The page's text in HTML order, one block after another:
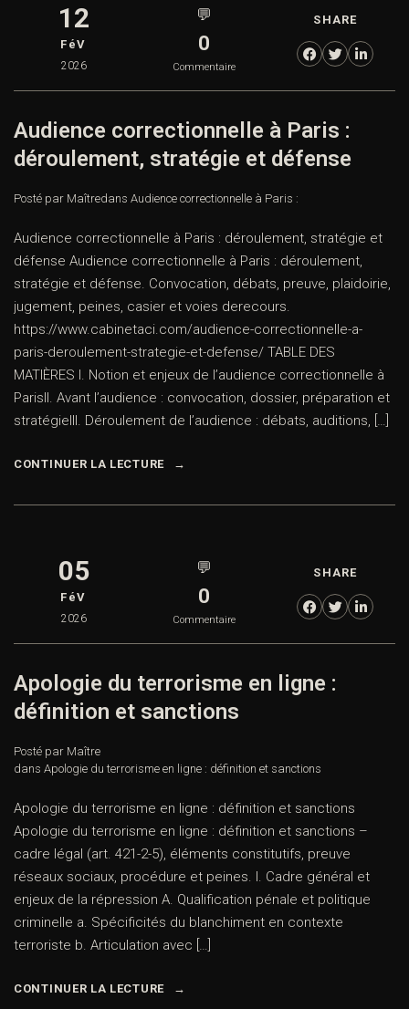
12
FéV
2026
💬
0
Commentaire
SHARE
Audience correctionnelle à Paris :
déroulement, stratégie et défense
Posté par Maîtredans Audience correctionnelle à Paris :
Audience correctionnelle à Paris : déroulement, stratégie et
défense Audience correctionnelle à Paris : déroulement,
stratégie et défense. Convocation, débats, preuve, plaidoirie,
jugement, peines, casier et voies derecours.
https://www.cabinetaci.com/audience-correctionnelle-a-
paris-deroulement-strategie-et-defense/ TABLE DES
MATIÈRES I. Notion et enjeux de l’audience correctionnelle à
ParisII. Avant l’audience : convocation, dossier, préparation et
stratégieIII. Déroulement de l’audience : débats, auditions, […]
CONTINUER LA LECTURE
05
FéV
2026
💬
0
Commentaire
SHARE
Apologie du terrorisme en ligne :
définition et sanctions
Posté par Maître
dans Apologie du terrorisme en ligne : définition et sanctions
Apologie du terrorisme en ligne : définition et sanctions
Apologie du terrorisme en ligne : définition et sanctions –
cadre légal (art. 421-2-5), éléments constitutifs, preuve
réseaux sociaux, procédure et peines. I. Cadre général et
enjeux de la répression A. Qualification pénale et politique
criminelle a. Spécificités du blanchiment en contexte
terroriste b. Articulation avec […]
CONTINUER LA LECTURE